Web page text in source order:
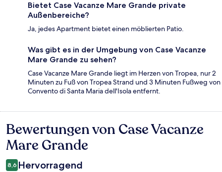
Bietet Case Vacanze Mare Grande private
Außenbereiche?
Ja, jedes Apartment bietet einen möblierten Patio.
Was gibt es in der Umgebung von Case Vacanze
Mare Grande zu sehen?
Case Vacanze Mare Grande liegt im Herzen von Tropea, nur 2
Minuten zu Fuß von Tropea Strand und 3 Minuten Fußweg von
Convento di Santa Maria dell'Isola entfernt.
Bewertungen
Bewertungen von Case Vacanze
Mare Grande
8,6 Hervorragend